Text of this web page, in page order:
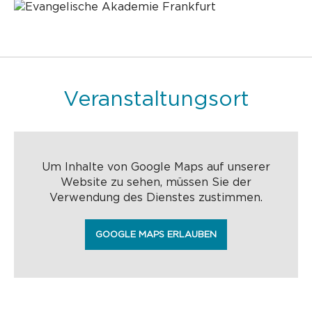
Veranstaltungsort
Um Inhalte von Google Maps auf unserer
Website zu sehen, müssen Sie der
Verwendung des Dienstes zustimmen.
GOOGLE MAPS ERLAUBEN